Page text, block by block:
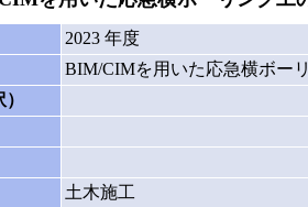
2023 年度
BIM/CIMを用いた応急横ボー
土木施工